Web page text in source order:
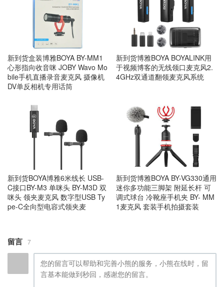
新到货盒装博雅BOYA BY-MM1
心形指向收音咪 JOBY Wavo Mo
bile手机直播录音麦克风 摄像机
DV单反相机专用话筒
新到货博雅BOYA BOYALINK用
于视频博客的无线领口麦克风2.
4GHz双通道翻领麦克风系统
新到货BOYA博雅6米线长 USB-
C接口BY-M3 单咪头 BY-M3D 双
咪头 领夹麦克风 数字型USB Ty
pe-C全向型电容式领夹麦
新到货博雅BOYA BY-VG330通用
迷你多功能三脚架 附延长杆 可
调式球台 冷靴座手机夹 BY- MM
1麦克风 套装手机拍摄套装
留言 7